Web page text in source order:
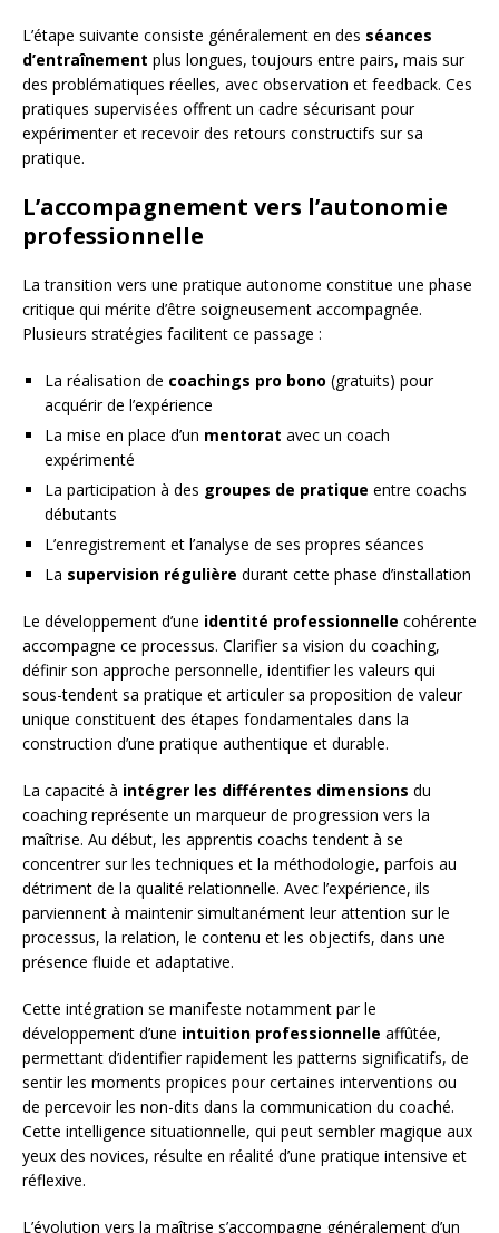
L’étape suivante consiste généralement en des séances
d’entraînement plus longues, toujours entre pairs, mais sur
des problématiques réelles, avec observation et feedback. Ces
pratiques supervisées offrent un cadre sécurisant pour
expérimenter et recevoir des retours constructifs sur sa
pratique.
L’accompagnement vers l’autonomie
professionnelle
La transition vers une pratique autonome constitue une phase
critique qui mérite d’être soigneusement accompagnée.
Plusieurs stratégies facilitent ce passage :
La réalisation de coachings pro bono (gratuits) pour
acquérir de l’expérience
La mise en place d’un mentorat avec un coach
expérimenté
La participation à des groupes de pratique entre coachs
débutants
L’enregistrement et l’analyse de ses propres séances
La supervision régulière durant cette phase d’installation
Le développement d’une identité professionnelle cohérente
accompagne ce processus. Clarifier sa vision du coaching,
définir son approche personnelle, identifier les valeurs qui
sous-tendent sa pratique et articuler sa proposition de valeur
unique constituent des étapes fondamentales dans la
construction d’une pratique authentique et durable.
La capacité à intégrer les différentes dimensions du
coaching représente un marqueur de progression vers la
maîtrise. Au début, les apprentis coachs tendent à se
concentrer sur les techniques et la méthodologie, parfois au
détriment de la qualité relationnelle. Avec l’expérience, ils
parviennent à maintenir simultanément leur attention sur le
processus, la relation, le contenu et les objectifs, dans une
présence fluide et adaptative.
Cette intégration se manifeste notamment par le
développement d’une intuition professionnelle affûtée,
permettant d’identifier rapidement les patterns significatifs, de
sentir les moments propices pour certaines interventions ou
de percevoir les non-dits dans la communication du coaché.
Cette intelligence situationnelle, qui peut sembler magique aux
yeux des novices, résulte en réalité d’une pratique intensive et
réflexive.
L’évolution vers la maîtrise s’accompagne généralement d’un